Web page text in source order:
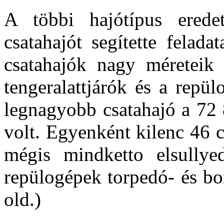
A többi hajótípus
csatahajót segítette
csatahajók nagy
tengeralattjárók és a
legnagyobb csatahajó a
volt. Egyenként kilenc 46
mégis mindketto
repülogépek torpedó- és
old.)